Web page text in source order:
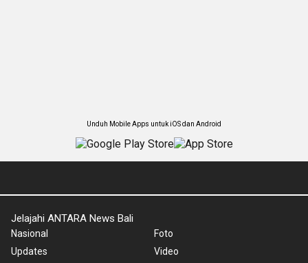
Unduh Mobile Apps untuk iOS dan Android
Jelajahi ANTARA News Bali
Nasional
Updates
Foto
Video